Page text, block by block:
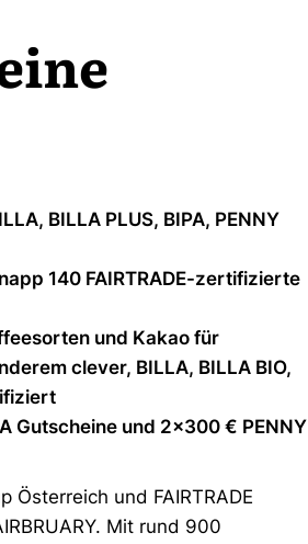
BILLA PLUS, BIPA, PENNY
140 FAIRTRADE-zertifizierte
und Kakao für
clever, BILLA, BILLA BIO,
Gutscheine und 2×300 € PENNY
Österreich und FAIRTRADE
Mit rund 900